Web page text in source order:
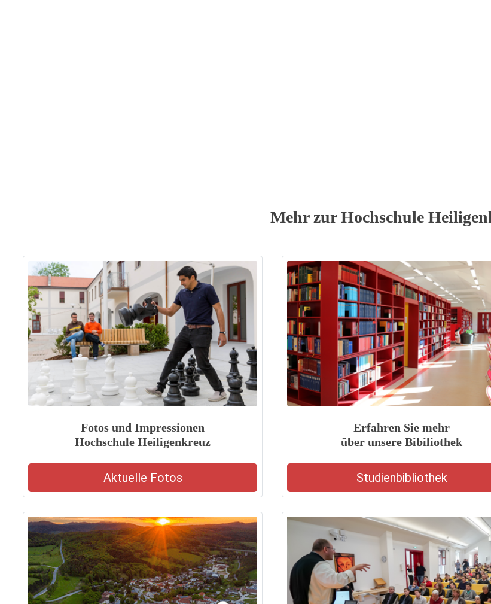
Mehr zur Hochschule
Fotos und Impressionen
Hochschule Heiligenkreuz
Aktuelle Fotos
Erfahren Sie mehr
über unsere Bibiliothek
Studienbibliothek